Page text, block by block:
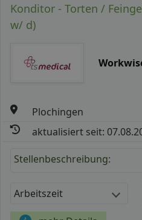
Konditor - Torten /
w/ d)
Plochingen
aktualisiert seit:
Stellenbeschreibung:
Arbeitszeit